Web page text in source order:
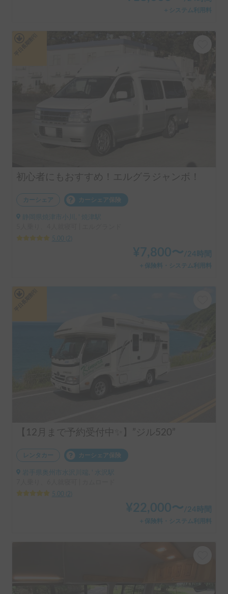
＋システム利用料
初心者にもおすすめ！エルグラジャンボ！
カーシェア カーシェア保険
静岡県焼津市小川, ' 焼津駅
5.00
2
¥ 7,800〜 /24時間
＋保険料・システム利用料
【12月まで予約受付中✨】”ジル520”
レンタカー カーシェア保険
岩手県奥州市水沢川端, ' 水沢駅
5.00
2
¥22,000〜 /24時間
＋保険料・システム利用料